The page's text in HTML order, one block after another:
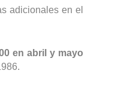
adicionales en el
en abril y mayo